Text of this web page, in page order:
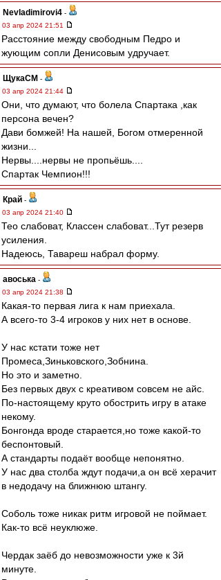
Nevladimirovi4 -
03 апр 2024 21:51
Расстояние между свободным Педро и
жующим сопли Денисовым удручает.
ЩукаСМ -
03 апр 2024 21:44
Они, что думают, что болела Спартака ,как
персона вечен?
Дави бомжей! На нашей, Богом отмеренной
жизни...
Нервы....нервы не пропьёшь....
Спартак Чемпион!!!
Край -
03 апр 2024 21:40
Тео слабоват, Классен слабоват...Тут резерв
усиления.
Надеюсь, Тавареш набрал форму.
авоська -
03 апр 2024 21:38
Какая-то первая лига к нам приехала.
А всего-то 3-4 игроков у них нет в основе.
У нас кстати тоже нет
Промеса,Зиньковского,Зобнина.
Но это и заметно.
Без первых двух с креативом совсем не айс.
По-настоящему круто обострить игру в атаке
некому.
Бонгонда вроде старается,но тоже какой-то
беспонтовый.
А стандарты подаёт вообще непонятно.
У нас два столба ждут подачи,а он всё херачит
в недодачу на ближнюю штангу.
Соболь тоже никак ритм игровой не поймает.
Как-то всё неуклюже.
Чердак заёб до невозможности уже к 3й
минуте.